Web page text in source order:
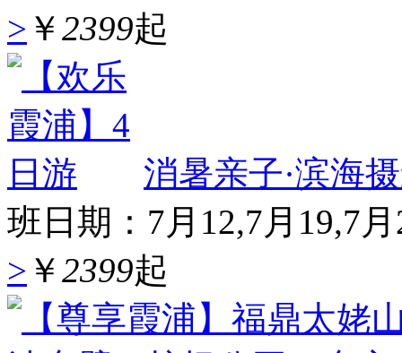
> ￥2399起
消暑亲子·滨海
班日期：7月12,7月19,7
> ￥2399起